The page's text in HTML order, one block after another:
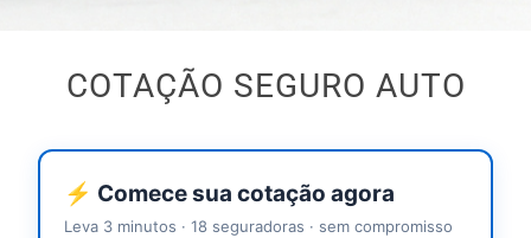
COTAÇÃO SEGURO AUTO
⚡ Comece sua cotação agora
Leva 3 minutos · 18 seguradoras · sem compromisso